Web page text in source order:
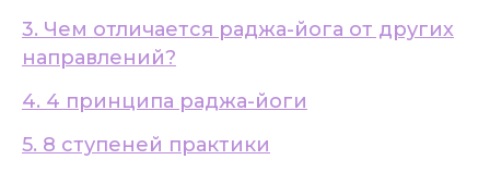
3. Чем отличается раджа-йога от других
направлений?
4. 4 принципа раджа-йоги
5. 8 ступеней практики